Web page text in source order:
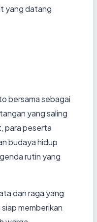
yang datang
bersama sebagai
yang saling
para peserta
budaya hidup
rutin yang
dan raga yang
memberikan